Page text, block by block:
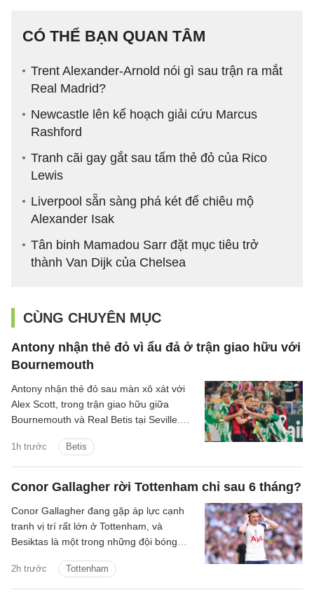
CÓ THỂ BẠN QUAN TÂM
Trent Alexander-Arnold nói gì sau trận ra mắt
Real Madrid?
Newcastle lên kế hoạch giải cứu Marcus
Rashford
Tranh cãi gay gắt sau tấm thẻ đỏ của Rico
Lewis
Liverpool sẵn sàng phá két để chiêu mộ
Alexander Isak
Tân binh Mamadou Sarr đặt mục tiêu trở
thành Van Dijk của Chelsea
CÙNG CHUYÊN MỤC
Antony nhận thẻ đỏ vì ẩu đả ở trận giao hữu với
Bournemouth
1h trước Betis
Antony nhận thẻ đỏ sau màn xô xát với
Alex Scott, trong trận giao hữu giữa
Bournemouth và Real Betis tại Seville.
Conor Gallagher rời Tottenham chỉ sau 6 tháng?
2h trước Tottenham
Conor Gallagher đang gặp áp lực cạnh
tranh vị trí rất lớn ở Tottenham, và
Besiktas là một trong những đội bóng